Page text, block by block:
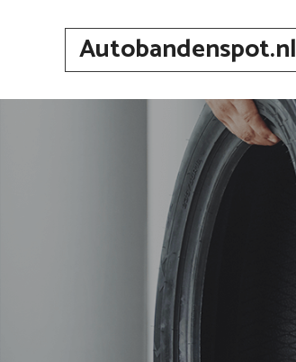
Autobandenspot.nl